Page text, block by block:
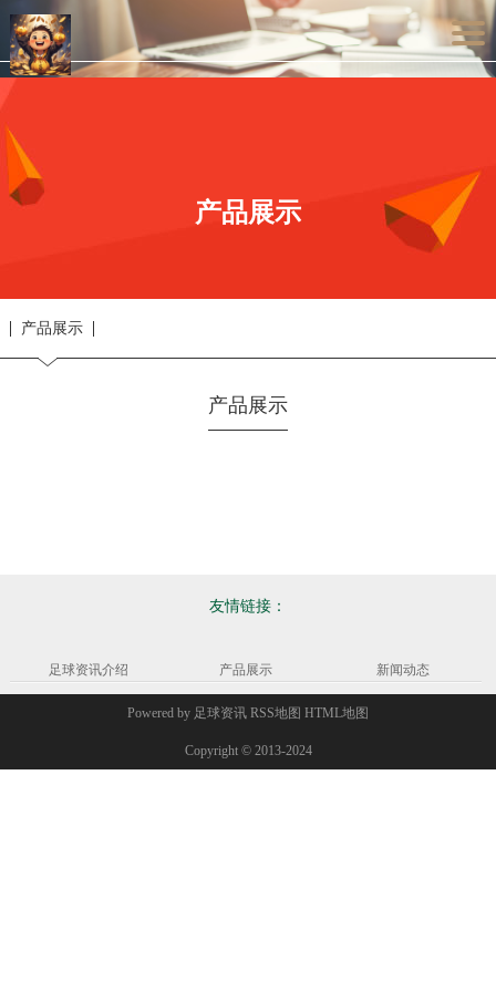
产品展示
产品展示
产品展示
友情链接：
足球资讯介绍 产品展示 新闻动态
Powered by 足球资讯 RSS地图 HTML地图
Copyright © 2013-2024